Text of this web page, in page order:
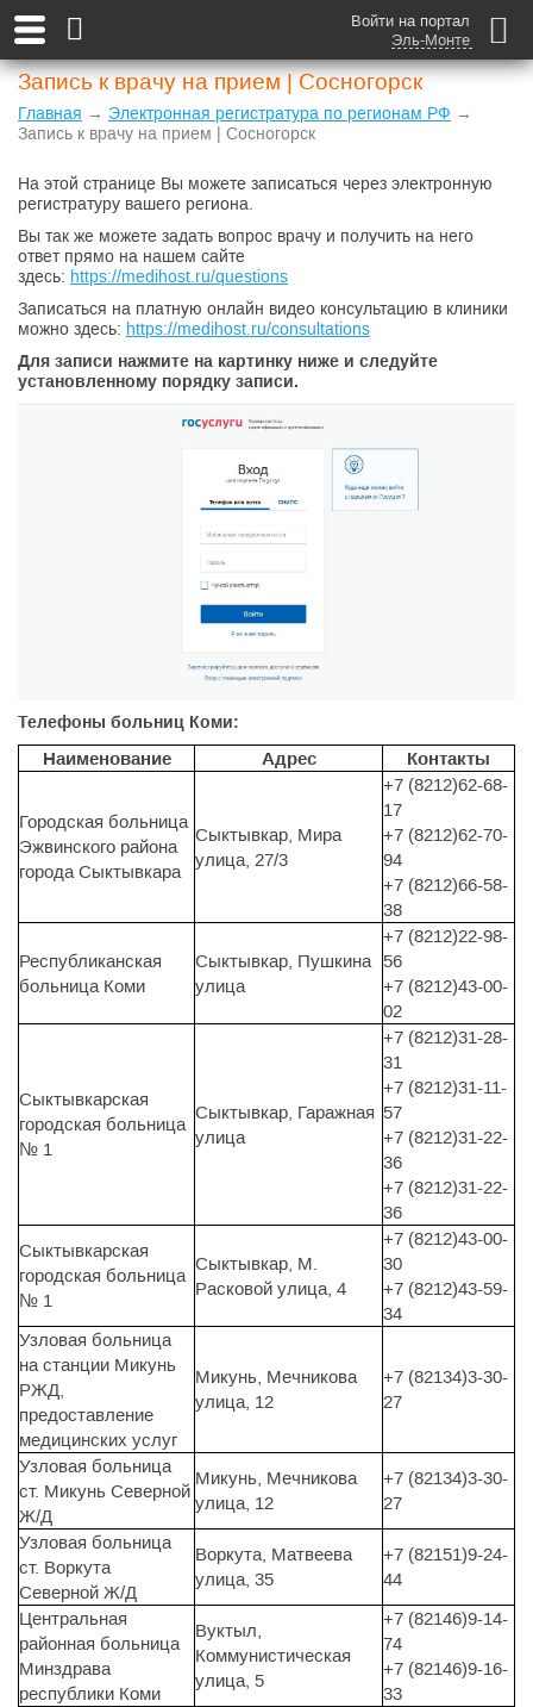
Войти на портал
Эль-Монте
Запись к врачу на прием | Сосногорск
Главная → Электронная регистратура по регионам РФ →
Запись к врачу на прием | Сосногорск
На этой странице Вы можете записаться через электронную
регистратуру вашего региона.
Вы так же можете задать вопрос врачу и получить на него
ответ прямо на нашем сайте
здесь: https://medihost.ru/questions
Записаться на платную онлайн видео консультацию в клиники
можно здесь: https://medihost.ru/consultations
Для записи нажмите на картинку ниже и следуйте
установленному порядку записи.
Телефоны больниц Коми:
Наименование Адрес Контакты
Городская больница
Эжвинского района
города Сыктывкара
Сыктывкар, Мира
улица, 27/3
+7 (8212)62-68-
17
+7 (8212)62-70-
94
+7 (8212)66-58-
38
Республиканская
больница Коми
Сыктывкар, Пушкина
улица
+7 (8212)22-98-
56
+7 (8212)43-00-
02
Сыктывкарская
городская больница
№ 1
Сыктывкар, Гаражная
улица
+7 (8212)31-28-
31
+7 (8212)31-11-
57
+7 (8212)31-22-
36
+7 (8212)31-22-
36
Сыктывкарская
городская больница
№ 1
Сыктывкар, М.
Расковой улица, 4
+7 (8212)43-00-
30
+7 (8212)43-59-
34
Узловая больница
на станции Микунь
РЖД,
предоставление
медицинских услуг
Микунь, Мечникова
улица, 12
+7 (82134)3-30-
27
Узловая больница
ст. Микунь Северной
Ж/Д
Микунь, Мечникова
улица, 12
+7 (82134)3-30-
27
Узловая больница
ст. Воркута
Северной Ж/Д
Воркута, Матвеева
улица, 35
+7 (82151)9-24-
44
Центральная
районная больница
Минздрава
республики Коми
Вуктыл,
Коммунистическая
улица, 5
+7 (82146)9-14-
74
+7 (82146)9-16-
33